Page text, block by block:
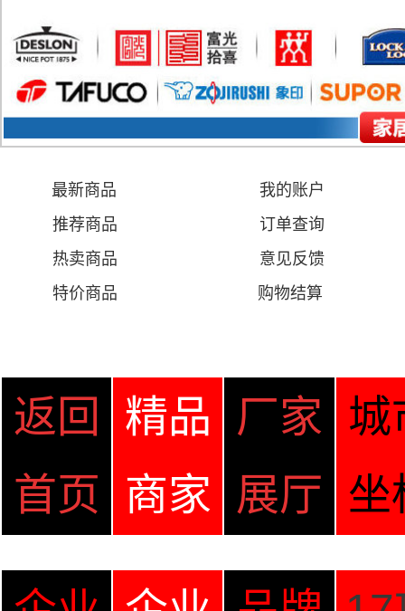
最新商品
我的账户
推荐商品
订单查询
热卖商品
意见反馈
特价商品
购物结算
返回
首页
精品
商家
厂家
展厅
城
坐